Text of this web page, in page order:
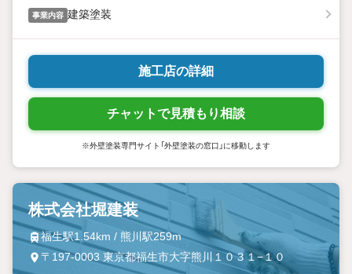
事業内容 建築塗装
施工店の詳細
チャットで見積もり相談
※外壁塗装専門サイト「外壁塗装の窓口」に移動します
株式会社堀建装
福生駅1.54km / 熊川駅259m
〒197-0003 東京都福生市大字熊川１０３１−１０